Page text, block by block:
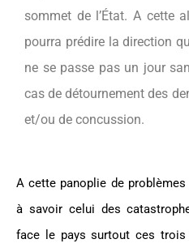
sommet de l’État. A cette
pourra prédire la direction
ne se passe pas un jour
cas de détournement des
et/ou de concussion.
A cette panoplie de
à savoir celui des
face le pays surtout ces